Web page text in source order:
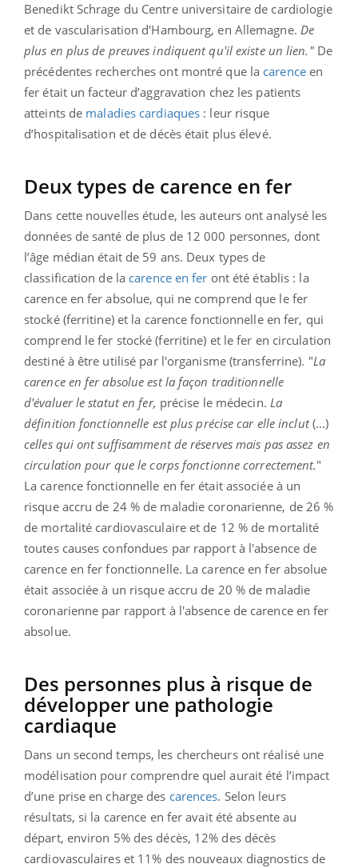
Benedikt Schrage du Centre universitaire de cardiologie
et de vascularisation d'Hambourg, en Allemagne. De
plus en plus de preuves indiquent qu'il existe un lien."De
précédentes recherches ont montré que la carenceen
fer était un facteur d’aggravation chez les patients
atteints de maladies cardiaques : leur risque
d’hospitalisation et de décès était plus élevé.
Deux types de carence en fer
Dans cette nouvelles étude, les auteurs ont analysé les
données de santé de plus de 12 000 personnes, dont
l’âge médian était de 59 ans. Deux types de
classification de la carence en fer ont été établis : la
carence en fer absolue, qui ne comprend que le fer
stocké (ferritine) et la carence fonctionnelle en fer, qui
comprend le fer stocké (ferritine) et le fer en circulation
destiné à être utilisé par l'organisme (transferrine). "La
carence en fer absolue est la façon traditionnelle
d'évaluer le statut en fer, précise le médecin. La
définition fonctionnelle est plus précise car elle inclut(…)
celles qui ont suffisamment de réserves mais pas assez en
circulation pour que le corps fonctionne correctement."
La carence fonctionnelle en fer était associée à un
risque accru de 24 % de maladie coronarienne, de 26 %
de mortalité cardiovasculaire et de 12 % de mortalité
toutes causes confondues par rapport à l'absence de
carence en fer fonctionnelle. La carence en fer absolue
était associée à un risque accru de 20 % de maladie
coronarienne par rapport à l'absence de carence en fer
absolue.
Des personnes plus à risque de
développer une pathologie
cardiaque
Dans un second temps, les chercheurs ont réalisé une
modélisation pour comprendre quel aurait été l’impact
d’une prise en charge des carences. Selon leurs
résultats, si la carence en fer avait été absente au
départ, environ 5% des décès, 12% des décès
cardiovasculaires et 11% des nouveaux diagnostics de